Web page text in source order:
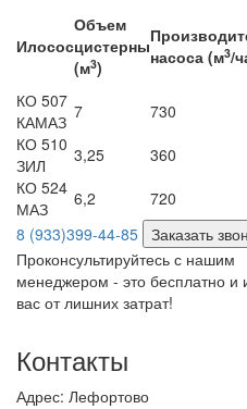
Илосос
Объем
цистерны
(м3)
насоса (м3/
КО 507
КАМАЗ 7 730
КО 510
ЗИЛ
3,25 360
КО 524
МАЗ
6,2 720
8 (933)399-44-85 Заказать
Проконсультируйтесь с нашим
менеджером - это бесплатно и
вас от лишних затрат!
Контакты
Адрес: Лефортово